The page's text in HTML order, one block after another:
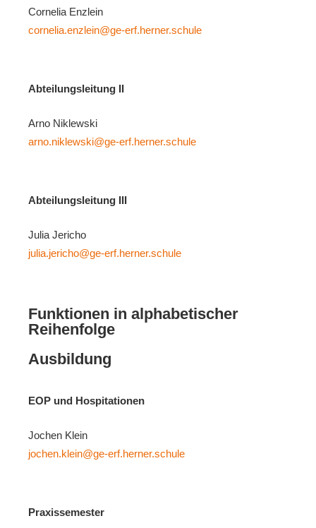
Cornelia Enzlein
cornelia.enzlein@ge-erf.herner.schule
Abteilungsleitung II
Arno Niklewski
arno.niklewski@ge-erf.herner.schule
Abteilungsleitung III
Julia Jericho
julia.jericho@ge-erf.herner.schule
Funktionen in alphabetischer
Reihenfolge
Ausbildung
EOP und Hospitationen
Jochen Klein
jochen.klein@ge-erf.herner.schule
Praxissemester